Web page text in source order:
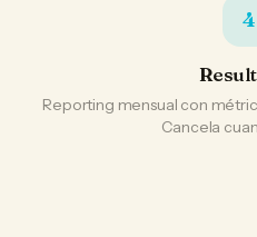
4
Reporting mensual con
Cancela